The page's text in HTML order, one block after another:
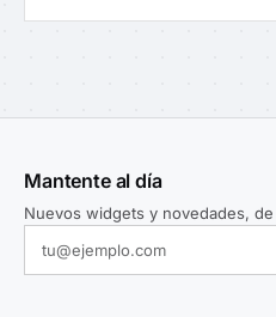
Mantente al día
Nuevos widgets y novedades,